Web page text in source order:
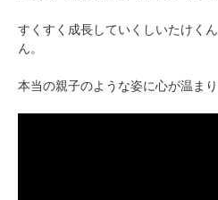
すくすく成長していくしいたけく
ん。
本当の親子のような姿に心が温ま